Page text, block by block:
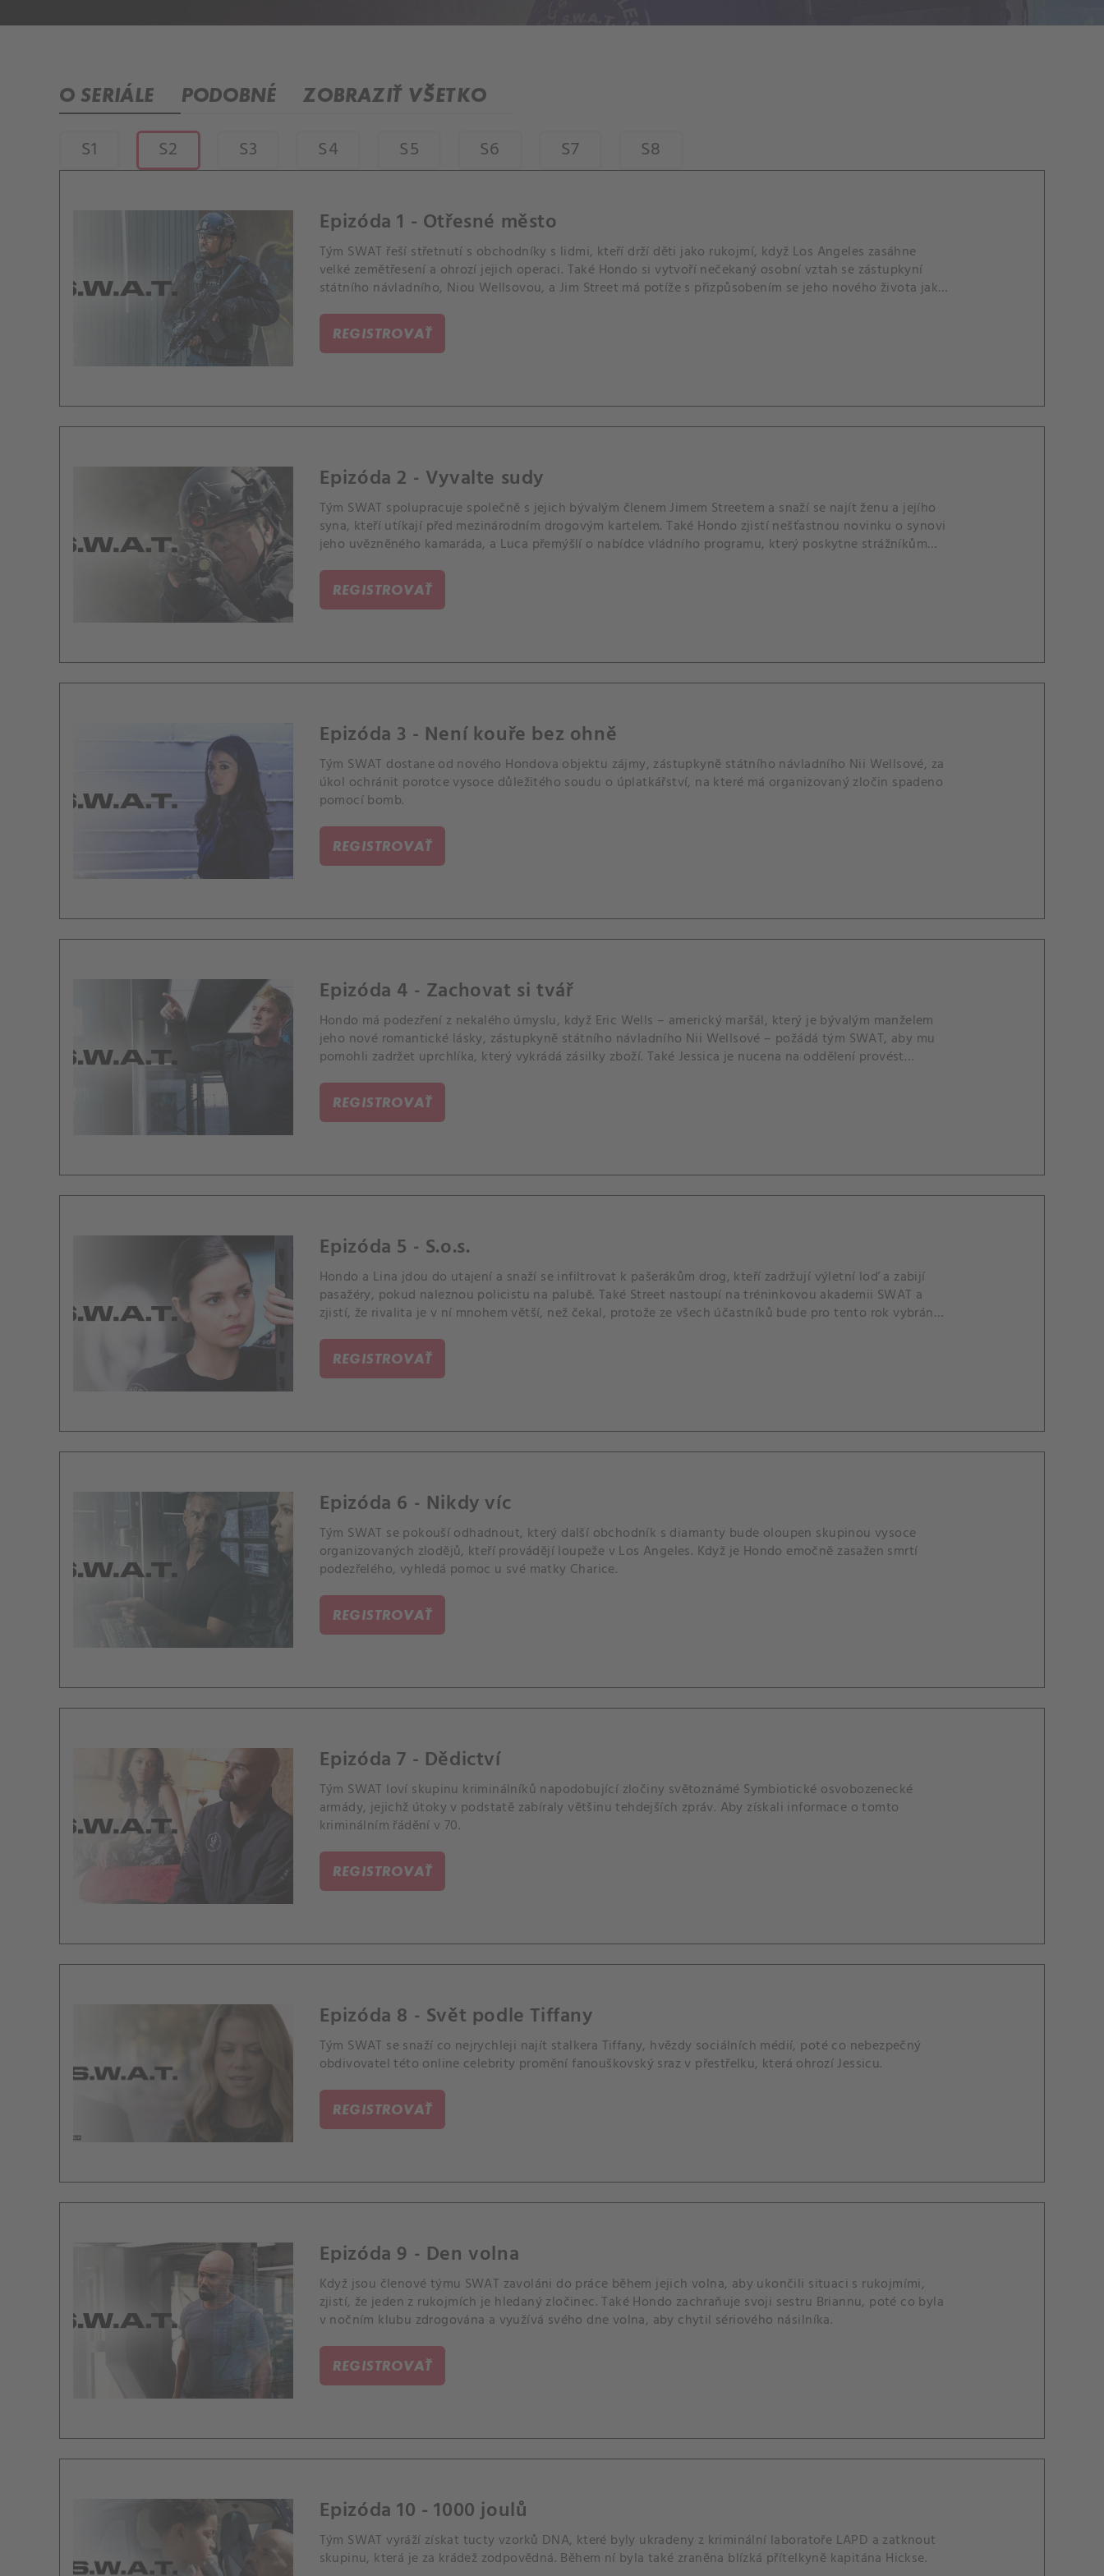
O SERIÁLE PODOBNÉ ZOBRAZIŤ VŠETKO
S1 S2 S3 S4 S5 S6 S7 S8
Epizóda 1 - Otřesné město
Tým SWAT řeší střetnutí s obchodníky s lidmi, kteří drží děti jako rukojmí, když Los Angeles zasáhne
velké zemětřesení a ohrozí jejich operaci. Také Hondo si vytvoří nečekaný osobní vztah se zástupkyní
státního návladního, Niou Wellsovou, a Jim Street má potíže s přizpůsobením se jeho nového života jako
REGISTROVAŤ
Epizóda 2 - Vyvalte sudy
Tým SWAT spolupracuje společně s jejich bývalým členem Jimem Streetem a snaží se najít ženu a jejího
syna, kteří utíkají před mezinárodním drogovým kartelem. Také Hondo zjistí nešťastnou novinku o synovi
jeho uvězněného kamaráda, a Luca přemýšlí o nabídce vládního programu, který poskytne strážníkům
REGISTROVAŤ
Epizóda 3 - Není kouře bez ohně
Tým SWAT dostane od nového Hondova objektu zájmy, zástupkyně státního návladního Nii Wellsové, za
úkol ochránit porotce vysoce důležitého soudu o úplatkářství, na které má organizovaný zločin spadeno
pomocí bomb.
REGISTROVAŤ
Epizóda 4 - Zachovat si tvář
Hondo má podezření z nekalého úmyslu, když Eric Wells – americký maršál, který je bývalým manželem
jeho nové romantické lásky, zástupkyně státního návladního Nii Wellsové – požádá tým SWAT, aby mu
pomohli zadržet uprchlíka, který vykrádá zásilky zboží. Také Jessica je nucena na oddělení provést
REGISTROVAŤ
Epizóda 5 - S.o.s.
Hondo a Lina jdou do utajení a snaží se infiltrovat k pašerákům drog, kteří zadržují výletní loď a zabijí
pasažéry, pokud naleznou policistu na palubě. Také Street nastoupí na tréninkovou akademii SWAT a
zjistí, že rivalita je v ní mnohem větší, než čekal, protože ze všech účastníků bude pro tento rok vybrán
REGISTROVAŤ
Epizóda 6 - Nikdy víc
Tým SWAT se pokouší odhadnout, který další obchodník s diamanty bude oloupen skupinou vysoce
organizovaných zlodějů, kteří provádějí loupeže v Los Angeles. Když je Hondo emočně zasažen smrtí
podezřelého, vyhledá pomoc u své matky Charice.
REGISTROVAŤ
Epizóda 7 - Dědictví
Tým SWAT loví skupinu kriminálníků napodobující zločiny světoznámé Symbiotické osvobozenecké
armády, jejichž útoky v podstatě zabíraly většinu tehdejších zpráv. Aby získali informace o tomto
kriminálním řádění v 70.
REGISTROVAŤ
Epizóda 8 - Svět podle Tiffany
Tým SWAT se snaží co nejrychleji najít stalkera Tiffany, hvězdy sociálních médií, poté co nebezpečný
obdivovatel této online celebrity promění fanouškovský sraz v přestřelku, která ohrozí Jessicu.
REGISTROVAŤ
Epizóda 9 - Den volna
Když jsou členové týmu SWAT zavoláni do práce během jejich volna, aby ukončili situaci s rukojmími,
zjistí, že jeden z rukojmích je hledaný zločinec. Také Hondo zachraňuje svoji sestru Briannu, poté co byla
v nočním klubu zdrogována a využívá svého dne volna, aby chytil sériového násilníka.
REGISTROVAŤ
Epizóda 10 - 1000 joulů
Tým SWAT vyráží získat tucty vzorků DNA, které byly ukradeny z kriminální laboratoře LAPD a zatknout
skupinu, která je za krádež zodpovědná. Během ní byla také zraněna blízká přítelkyně kapitána Hickse.